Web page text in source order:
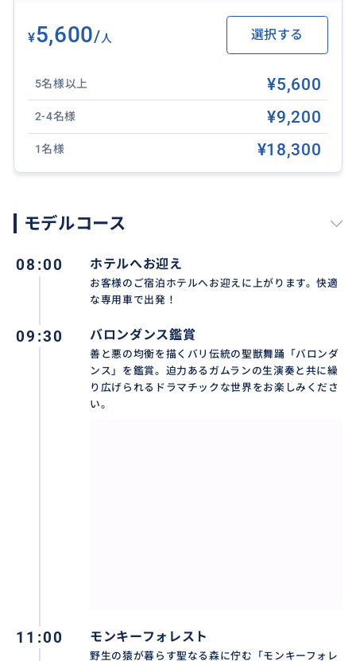
20:00 ホテル到着
ございます
✨ 効率よく満喫した旅を ✨
お客様のホテルへ往復送迎。
お迎えホテルとお送りホテルは違ってもOK！また空港
ます♪
❖ 所要時間：10時間
チャーター代（ガソリン代）、ホテル送迎（対象エリ
❖ 含まれないもの：各施設への入場料、アクティビテ
ィ代（スイング/ブランコ/舞踊鑑賞料金）、個人的な費
ンドネシアルピア現金があれば便利です。
¥5,600/人 選択する
5名様以上 ¥5,600
2-4名様 ¥9,200
1名様 ¥18,300
モデルコース
08:00 ホテルへお迎え
お客様のご宿泊ホテルへお迎えに上がります。快適
な専用車で出発！
09:30 バロンダンス鑑賞
善と悪の均衡を描くバリ伝統の聖獣舞踊「バロンダ
ンス」を鑑賞。迫力あるガムランの生演奏と共に繰
り広げられるドラマチックな世界をお楽しみくださ
い。
11:00 モンキーフォレスト
野生の猿が暮らす聖なる森に佇む「モンキーフォレ